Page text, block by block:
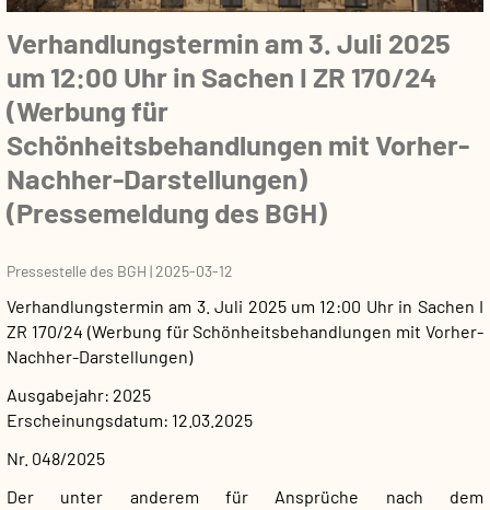
Verhandlungstermin am 3. Juli 2025
um 12:00 Uhr in Sachen I ZR 170/24
(Werbung für
Schönheitsbehandlungen mit Vorher-
Nachher-Darstellungen)
(Pressemeldung des BGH)
Pressestelle des BGH |2025-03-12
Verhandlungstermin am 3. Juli 2025 um 12:00 Uhr in Sachen I
ZR 170/24 (Werbung für Schönheitsbehandlungen mit Vorher-
Nachher-Darstellungen)
Ausgabejahr 2025
Erscheinungsdatum 12.03.2025
Nr. 048/2025
Der unter anderem für Ansprüche nach dem